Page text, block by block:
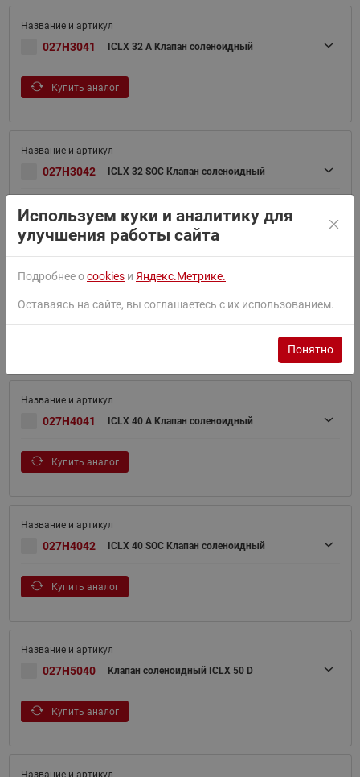
027H3041 ICLX 32 A Клапан соленоидный
Купить аналог
027H3042 ICLX 32 SOC Клапан соленоидный
Купить аналог
027H4041 ICLX 40 A Клапан соленоидный
Купить аналог
027H4042 ICLX 40 SOC Клапан соленоидный
Купить аналог
027H5040 Клапан соленоидный ICLX 50 D
Купить аналог
Используем куки и аналитику для
улучшения работы сайта
Подробнее оcookies и Яндекс.Метрике.
Оставаясь на сайте, вы соглашаетесь с их использованием.
Понятно